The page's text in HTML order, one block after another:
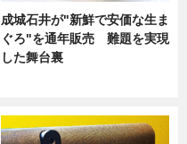
成城石井が"新鮮で安価な生ま
ぐろ"を通年販売 難題を実現
した舞台裏